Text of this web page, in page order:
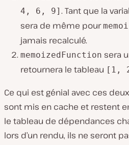
4, 6, 9] . Tant que la
sera de même pour
jamais recalculé.
memoizedFunction sera
retournera le tableau [1,
Ce qui est génial avec ces
sont mis en cache et restent
le tableau de dépendances
lors d’un rendu, ils ne seront